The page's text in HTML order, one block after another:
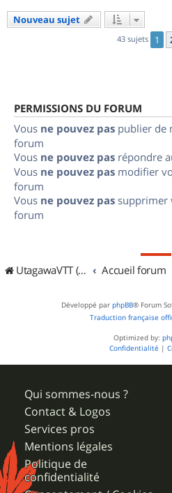
Nouveau sujet
43 sujets 1
PERMISSIONS DU FORUM
Vous ne pouvez pas publier de
forum
Vous ne pouvez pas répondre
Vous ne pouvez pas modifier
forum
Vous ne pouvez pas supprimer
forum
UtagawaVTT (Randos VTT et VTTAE avec traces GPS) Accueil forum
Développé par phpBB® Forum
Traduction française
Optimized by:
Confidentialité |
Qui sommes-nous ?
Contact & Logos
Services pros
Mentions légales
Politique de
confidentialité